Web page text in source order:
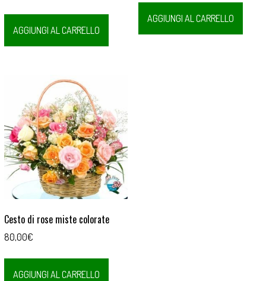
AGGIUNGI AL CARRELLO
AGGIUNGI AL CARRELLO
Cesto di rose miste colorate
80,00€
AGGIUNGI AL CARRELLO